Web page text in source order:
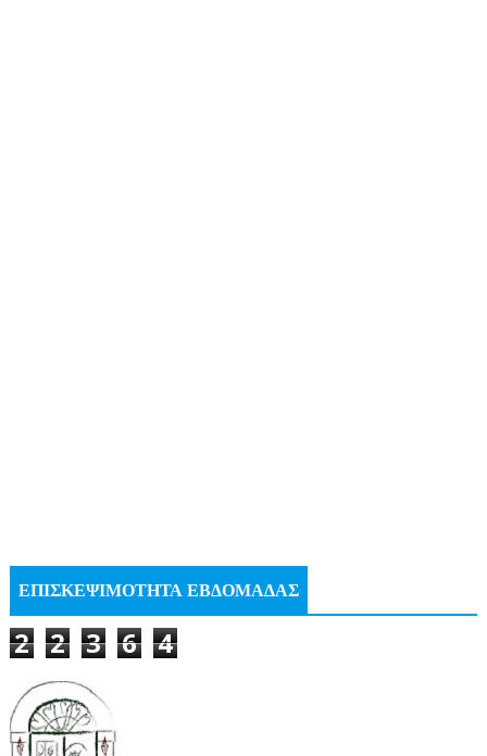
ΕΠΙΣΚΕΨΙΜΟΤΗΤΑ ΕΒΔΟΜΑΔΑΣ
2 2 3 6 4